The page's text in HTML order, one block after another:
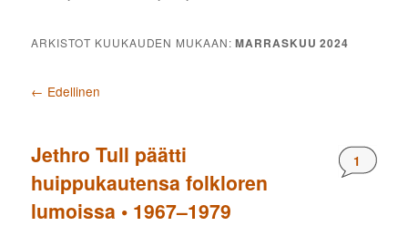
ARKISTOT KUUKAUDEN MUKAAN:MARRASKUU 2024
Artikkelien selaus
← Edellinen
Jethro Tull päätti
huippukautensa folkloren
lumoissa • 1967–1979
1